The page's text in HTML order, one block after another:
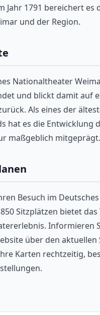
Jahr 1791 bereichert es
und der Region.
Nationaltheater
und blickt damit auf
Als eines der
hat es die Entwicklung
maßgeblich mitgeprägt.
Besuch im
Sitzplätzen bietet
Informieren
über den aktuellen
Karten rechtzeitig,